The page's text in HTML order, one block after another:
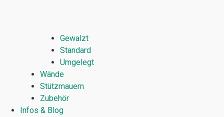
Gewalzt
Standard
Umgelegt
Wände
Stützmauern
Zubehör
Infos & Blog